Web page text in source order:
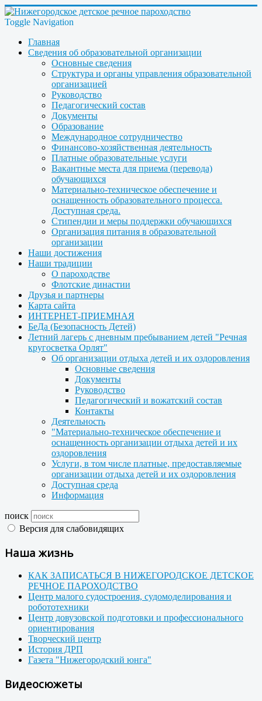
Toggle Navigation
Главная
Сведения об образовательной организации
Основные сведения
Структура и органы управления образовательной
организацией
Руководство
Педагогический состав
Документы
Образование
Международное сотрудничество
Финансово-хозяйственная деятельность
Платные образовательные услуги
Вакантные места для приема (перевода)
обучающихся
Материально-техническое обеспечение и
оснащенность образовательного процесса.
Доступная среда.
Стипендии и меры поддержки обучающихся
Организация питания в образовательной
организации
Наши достижения
Наши традиции
О пароходстве
Флотские династии
Друзья и партнеры
Карта сайта
ИНТЕРНЕТ-ПРИЕМНАЯ
БеДа (Безопасность Детей)
Летний лагерь с дневным пребыванием детей "Речная
кругосветка Орлят"
Об организации отдыха детей и их оздоровления
Основные сведения
Документы
Руководство
Педагогический и вожатский состав
Контакты
Деятельность
"Материально-техническое обеспечение и
оснащенность организации отдыха детей и их
оздоровления
Услуги, в том числе платные, предоставляемые
организации отдыха детей и их оздоровления
Доступная среда
Информация
поиск
Версия для слабовидящих
Наша жизнь
КАК ЗАПИСАТЬСЯ В НИЖЕГОРОДСКОЕ ДЕТСКОЕ
РЕЧНОЕ ПАРОХОДСТВО
Центр малого судостроения, судомоделирования и
робототехники
Центр довузовской подготовки и профессионального
ориентирования
Творческий центр
История ДРП
Газета "Нижегородский юнга"
Видеосюжеты